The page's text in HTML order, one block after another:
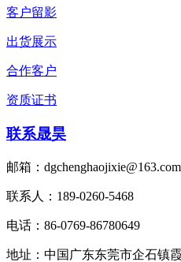
客户留影
出货展示
合作客户
资质证书
联系晟昊
邮箱：dgchenghaojixie@163.com
联系人：189-0260-5468
电话：86-0769-86780649
地址：中国广东东莞市企石镇